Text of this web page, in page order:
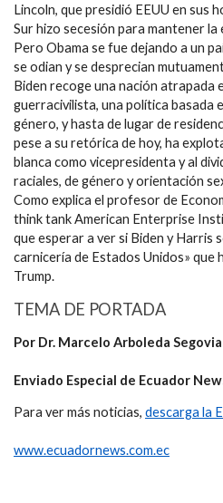
Lincoln, que presidió EEUU en sus
Sur hizo secesión para mantener la
Pero Obama se fue dejando a un
se odian y se desprecian
Biden recoge una nación atrapada
guerracivilista, una política basada
género, y hasta de lugar de
pese a su retórica de hoy, ha
blanca como vicepresidenta y al
raciales, de género y orientación
Como explica el profesor de
think tank American Enterprise
que esperar a ver si Biden y Harris
carnicería de Estados Unidos» que
Trump.
TEMA DE PORTADA
Por Dr. Marcelo Arboleda Segovia
Enviado Especial de Ecuador
Para ver más noticias, descarga la
www.ecuadornews.com.ec